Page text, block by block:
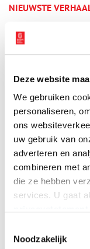
Deze website
We gebruiken
personaliseren,
ons
uw gebruik van
adverteren en
combineren met
die ze hebben
services. U gaat
Noodzakelijk
NIEUWSTE
Heiligen
Landen
WAAR BEN JIJ NU?
de kaart
Op de
jouw eigen provincie!